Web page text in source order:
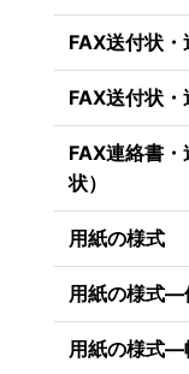
FAX送付状
FAX送付状
FAX連絡書
状）
用紙の様式
用紙の様式―
用紙の様式―